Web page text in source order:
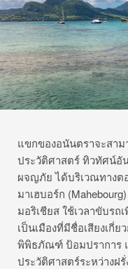
แขกของอนันตราจะสา
ประวัติศาสตร์ ทิวทัศน์อั
ผจญภัย ได้บริเวณทางต
มาเฮบอร์ก
มอริเชียส ใช้เวลาขับรถ
เป็นเมืองที่มีชื่อเสียงเกี่
พิพิธภัณฑ์ ป้อมปราการ
ประวัติศาสตร์ระหว่างฝ